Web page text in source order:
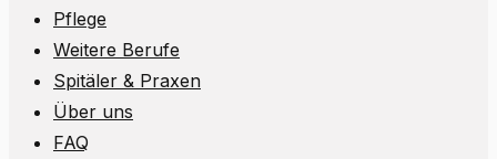
Pflege
Weitere Berufe
Spitäler & Praxen
Über uns
FAQ